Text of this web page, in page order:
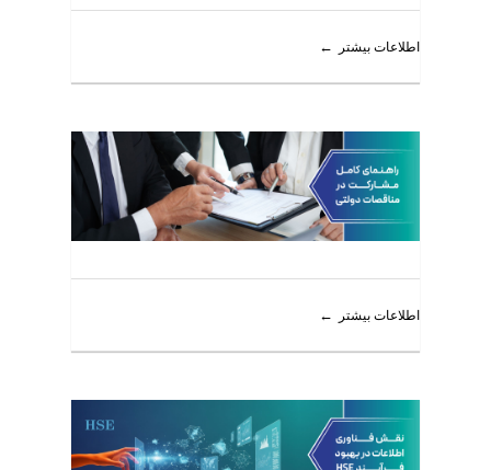
اطلاعات بیشتر
اطلاعات بیشتر